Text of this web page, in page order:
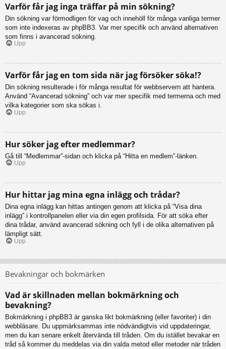
Varför får jag inga träffar på min sökning?
Din sökning var förmodligen för vag och innehöll för många vanliga termer
som inte indexeras av phpBB3. Var mer specifik och använd alternativen
som finns i avancerad sökning.
Upp
Varför får jag en tom sida när jag försöker söka!?
Din sökning resulterade i för många resultat för webbservern att hantera.
Använd “Avancerad sökning” och var mer specifik med termerna och med
vilka kategorier som ska sökas i.
Upp
Hur söker jag efter medlemmar?
Gå till “Medlemmar”-sidan och klicka på “Hitta en medlem”-länken.
Upp
Hur hittar jag mina egna inlägg och trådar?
Dina egna inlägg kan hittas antingen genom att klicka på “Visa dina
inlägg” i kontrollpanelen eller via din egen profilsida. För att söka efter
dina trådar, använd avancerad sökning och fyll i de olika alternativen på
lämpligt sätt.
Upp
Bevakningar och bokmärken
Vad är skillnaden mellan bokmärkning och
bevakning?
Bokmärkning i phpBB3 är ganska likt bokmärkning (eller favoriter) i din
webbläsare. Du uppmärksammas inte nödvändigtvis vid uppdateringar,
men du kan senare enkelt återvända till tråden. Om du istället bevakar en
tråd så kommer du meddelas via din valda metod eller metoder när tråden